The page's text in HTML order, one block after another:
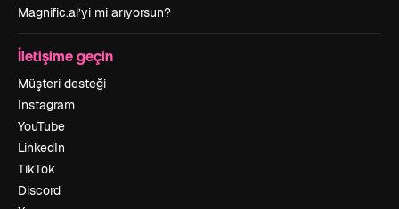
Magnific.ai’yi mi arıyorsun?
İletişime geçin
Müşteri desteği
Instagram
YouTube
LinkedIn
TikTok
Discord